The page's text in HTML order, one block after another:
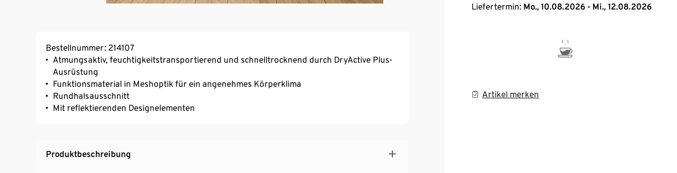
Liefertermin: Mo., 10.08.2026 - Mi., 12.08.2026
Artikel merken
Bestellnummer: 214107
Atmungsaktiv, feuchtigkeitstransportierend und schnelltrocknend durch DryActive Plus-
Ausrüstung
Funktionsmaterial in Meshoptik für ein angenehmes Körperklima
Rundhalsausschnitt
Mit reflektierenden Designelementen
Produktbeschreibung